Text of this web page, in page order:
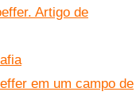
Artigo de
em um campo de